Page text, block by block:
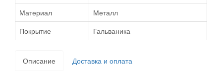
Материал
Металл
Покрытие
Гальваника
Описание Доставка и оплата